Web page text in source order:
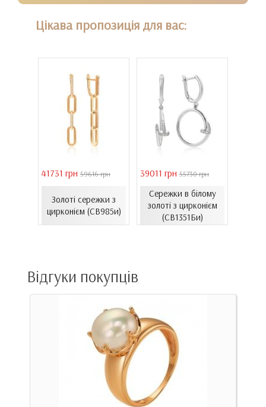
Цікава пропозиція для вас:
41731 грн 59616 грн
Золоті сережки з
цирконієм (СВ985и)
39011 грн 55730 грн
Сережки в білому
золоті з цирконієм
(СВ1351Би)
Відгуки покупців